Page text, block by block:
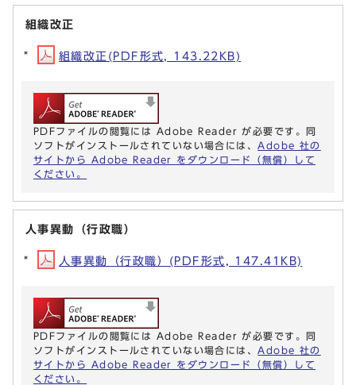
組織改正
組織改正(PDF形式, 143.22KB)
PDFファイルの閲覧には Adobe Reader が必要です。同
ソフトがインストールされていない場合には、 Adobe 社の
サイトから Adobe Reader をダウンロード（無償）して
ください。
人事異動（行政職）
人事異動（行政職）(PDF形式, 147.41KB)
PDFファイルの閲覧には Adobe Reader が必要です。同
ソフトがインストールされていない場合には、 Adobe 社の
サイトから Adobe Reader をダウンロード（無償）して
ください。